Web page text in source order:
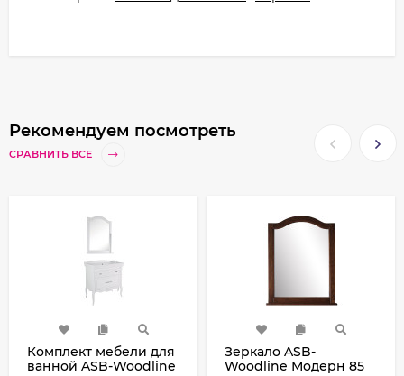
Рекомендуем посмотреть
СРАВНИТЬ ВСЕ
Комплект мебели для
ванной ASB-Woodline
Зеркало ASB-
Woodline Модерн 85